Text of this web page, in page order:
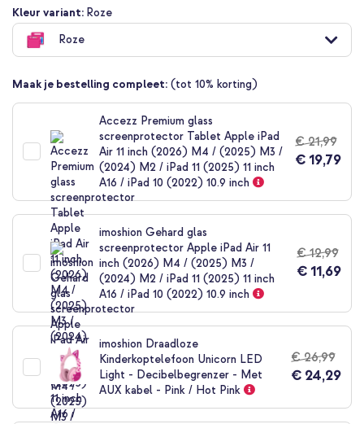
Ga
naar
het
begin
de
afbeeldingen-
Kleur variant: Roze
Roze
Maak je bestelling compleet: (tot 10% korting)
Accezz Premium glass
screenprotector Tablet Apple iPad
Air 11 inch (2026) M4 / (2025) M3 /
(2024) M2 / iPad 11 (2025) 11 inch
A16 / iPad 10 (2022) 10.9 inch
€ 21,99
€ 19,79
imoshion Gehard glas
screenprotector Apple iPad Air 11
inch (2026) M4 / (2025) M3 /
(2024) M2 / iPad 11 (2025) 11 inch
A16 / iPad 10 (2022) 10.9 inch
€ 12,99
€ 11,69
imoshion Draadloze
Kinderkoptelefoon Unicorn LED
Light - Decibelbegrenzer - Met
AUX kabel - Pink / Hot Pink
€ 26,99
€ 24,29